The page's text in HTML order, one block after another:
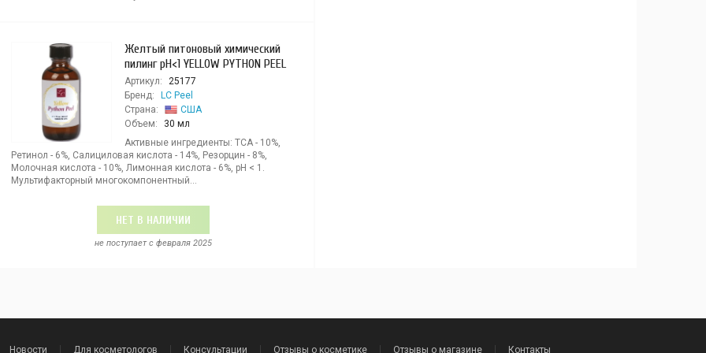
Желтый питоновый химический
пилинг pH<1 YELLOW PYTHON PEEL
Артикул:
25177
Бренд:
LC Peel
Страна:
США
Объем:
30 мл
Активные ингредиенты: ТСА - 10%,
Ретинол - 6%, Салициловая кислота - 14%, Резорцин - 8%,
Молочная кислота - 10%, Лимонная кислота - 6%, pH < 1.
Мультифакторный многокомпонентный...
НЕТ В НАЛИЧИИ
не поступает c февраля 2025
Новости Для косметологов Консультации Отзывы о косметике Отзывы о магазине Контакты